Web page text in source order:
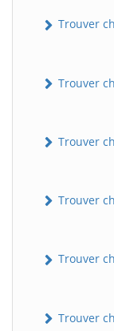
Trouver
Trouver
Trouver
Trouver
Trouver
Trouver